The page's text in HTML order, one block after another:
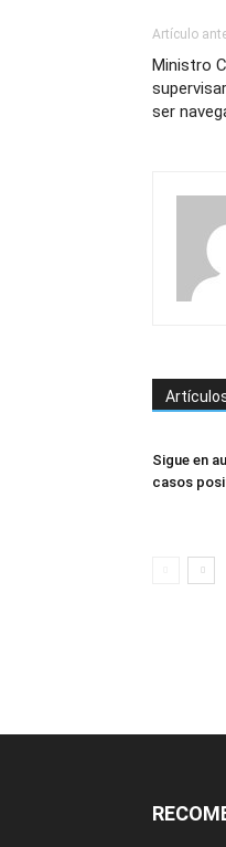
Artículo
Ministro
ser
Sigue en
casos